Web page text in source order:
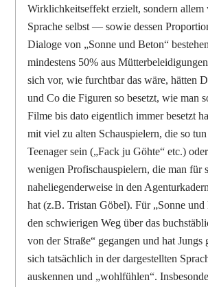
Wirklichkeitseffekt erzielt, sondern allem
Sprache selbst — sowie dessen
Dialoge von „Sonne und Beton“
mindestens 50% aus
sich vor, wie furchtbar das wäre, hätten
und Co die Figuren so besetzt, wie man
Filme bis dato eigentlich immer besetzt
mit viel zu alten Schauspielern, die so
Teenager sein („Fack ju Göhte“ etc.)
wenigen Profischauspielern, die man für
naheliegenderweise in den
hat (z.B. Tristan Göbel). Für „Sonne und
den schwierigen Weg über das
von der Straße“ gegangen und hat Jungs
sich tatsächlich in der dargestellten
auskennen und „wohlfühlen“.